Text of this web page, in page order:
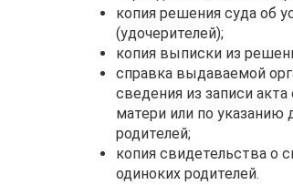
копия решения суда об
(удочерителей);
копия выписки из
справка выдаваемой
сведения из записи
матери или по указанию
родителей;
копия свидетельства о
одиноких родителей.